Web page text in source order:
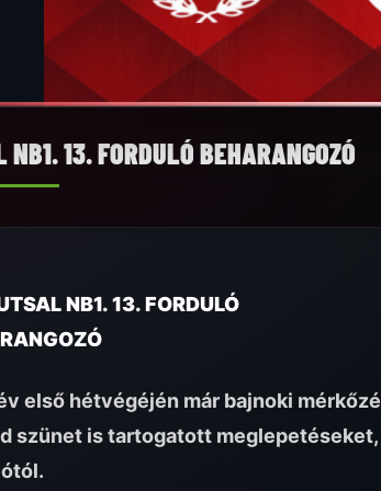
13. FORDULÓ BEHARANGOZÓ
NB1. 13. FORDULÓ
első hétvégéjén már bajnoki
szünet is tartogatott